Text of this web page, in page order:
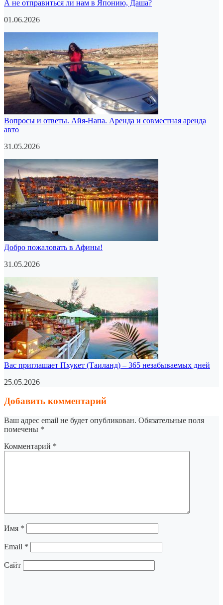
А не отправиться ли нам в Японию, Даша?
01.06.2026
Вопросы и ответы. Айя-Напа. Аренда и совместная аренда
авто
31.05.2026
Добро пожаловать в Афины!
31.05.2026
Вас приглашает Пхукет (Таиланд) – 365 незабываемых дней
25.05.2026
Добавить комментарий
Ваш адрес email не будет опубликован. Обязательные поля
помечены *
Комментарий *
Имя *
Email *
Сайт